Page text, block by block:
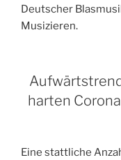
Deutscher
Musizieren.
harten
Eine stattliche